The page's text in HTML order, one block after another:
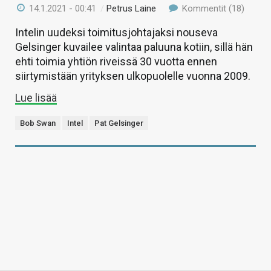
14.1.2021 - 00:41 /Petrus Laine Kommentit (18)
Intelin uudeksi toimitusjohtajaksi nouseva
Gelsinger kuvailee valintaa paluuna kotiin, sillä hän
ehti toimia yhtiön riveissä 30 vuotta ennen
siirtymistään yrityksen ulkopuolelle vuonna 2009.
Lue lisää
Bob Swan Intel Pat Gelsinger